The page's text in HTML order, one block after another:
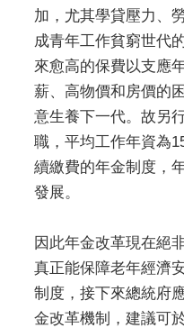
加，尤其學貸壓力、
成青年工作貧窮世代
來愈高的保費以支應
薪、高物價和房價的
意生養下一代。故另
職，平均工作年資為
續繳費的年金制度，
發展。
因此年金改革現在絕
真正能保障老年經濟
制度，接下來總統府
金改革機制，建議可